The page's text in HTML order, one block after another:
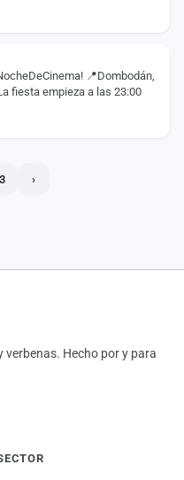
📍Dombodán,
fiesta empieza a las 23:00
3 ›
verbenas. Hecho por y para